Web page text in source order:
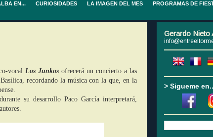
EN... CURIOSIDADES LA IMAGEN DEL MES
PROGRAMAS DE
vocal Los Junkos ofrecerá un concierto a las
recordando la música con la que, en la
su desarrollo Paco García interpretará,
Gerardo Nieto
> Sigueme